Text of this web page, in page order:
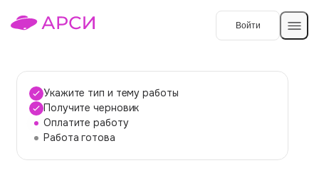
Войти
Темы работ
О сервисе
Укажите тип и тему работы
Получите черновик
Оплатите работу
Работа готова